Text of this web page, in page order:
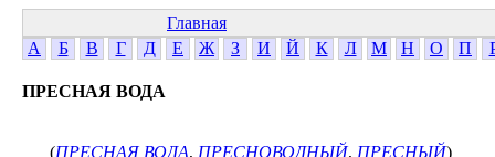
Главная
А
Б В Г Д Е Ж З И Й К Л М Н О П
ПРЕСНАЯ ВОДА
(ПРЕСНАЯ ВОДА, ПРЕСНОВОДНЫЙ, ПРЕСНЫЙ)